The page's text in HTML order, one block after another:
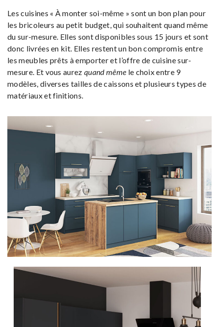
Les cuisines « À monter soi-même » sont un bon plan pour
les bricoleurs au petit budget, qui souhaitent quand même
du sur-mesure. Elles sont disponibles sous 15 jours et sont
donc livrées en kit. Elles restent un bon compromis entre
les meubles prêts à emporter et l’offre de cuisine sur-
mesure. Et vous aurezquand même le choix entre 9
modèles, diverses tailles de caissons et plusieurs types de
matériaux et finitions.